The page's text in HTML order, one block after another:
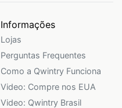
Informações
Lojas
Perguntas Frequentes
Como a Qwintry Funciona
Video: Compre nos EUA
Video: Qwintry Brasil